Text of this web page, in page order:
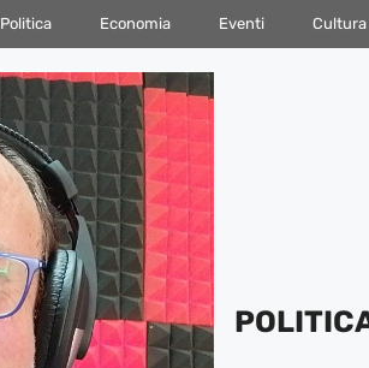
Politica Economia Eventi Cultura